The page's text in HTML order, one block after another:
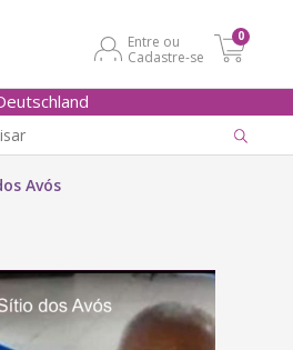
Entre ou
Cadastre-se
0
Avós